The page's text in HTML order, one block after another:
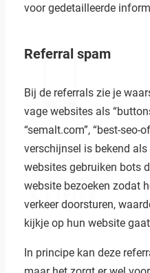
voor gedetailleerde
Referral spam
Bij de referrals zie je
vage websites als
“semalt.com”, “best-seo-
verschijnsel is bekend als
websites gebruiken bots
website bezoeken zodat
verkeer doorsturen,
kijkje op hun website
In principe kan deze